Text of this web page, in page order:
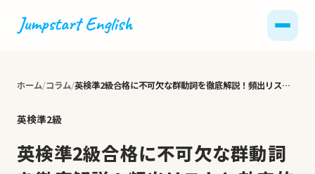
ホーム コラム 英検準2級合格に不可欠な群動詞を徹底解説！頻出リストと効率的な覚え方
英検準2級
英検準2級合格に不可欠な群動詞